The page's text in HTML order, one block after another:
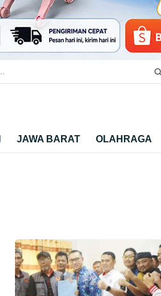
JAWA BARAT OLAHRAGA